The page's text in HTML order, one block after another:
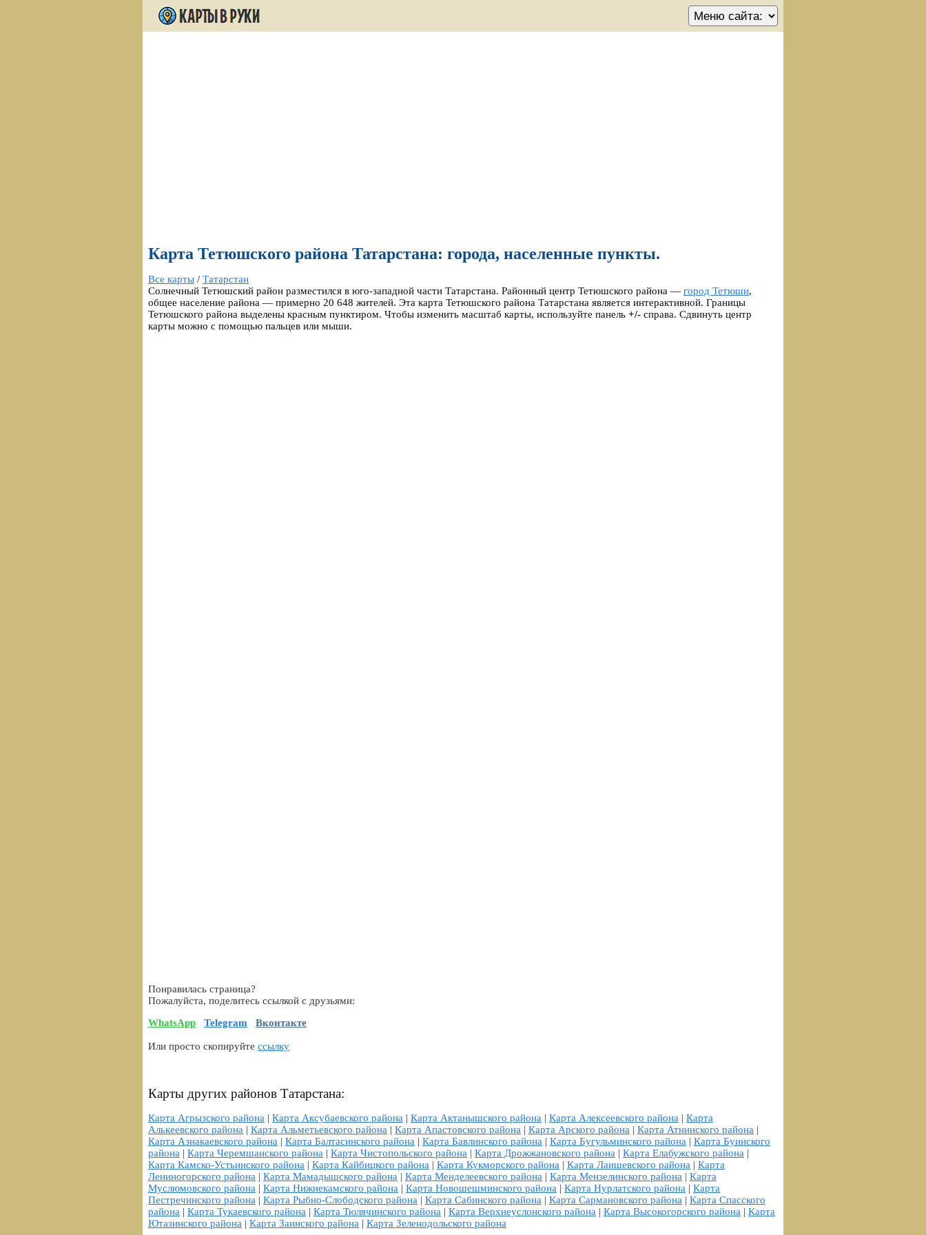
Карта Тетюшского района Татарстана: города, населенные пункты.
Все карты / Татарстан
Солнечный Тетюшский район разместился в юго-западной части Татарстана. Районный центр Тетюшского района — город Тетюши,
общее население района — примерно 20 648 жителей. Эта карта Тетюшского района Татарстана является интерактивной. Границы
Тетюшского района выделены красным пунктиром. Чтобы изменить масштаб карты, используйте панель +/- справа. Сдвинуть центр
карты можно с помощью пальцев или мыши.
Понравилась страница?
Пожалуйста, поделитесь ссылкой с друзьями:
WhatsApp
Telegram Вконтакте
Или просто скопируйте ссылку
Карты других районов Татарстана:
Карта Агрызского района | Карта Аксубаевского района | Карта Актанышского района | Карта Алексеевского района | Карта
Алькеевского района | Карта Альметьевского района | Карта Апастовского района | Карта Арского района | Карта Атнинского района |
Карта Азнакаевского района | Карта Балтасинского района | Карта Бавлинского района | Карта Бугульминского района | Карта Буинского
района | Карта Черемшанского района | Карта Чистопольского района | Карта Дрожжановского района | Карта Елабужского района |
Карта Камско-Устьинского района | Карта Кайбицкого района | Карта Кукморского района | Карта Лаишевского района | Карта
Лениногорского района | Карта Мамадышского района | Карта Менделеевского района | Карта Мензелинского района | Карта
Муслюмовского района | Карта Нижнекамского района | Карта Новошешминского района | Карта Нурлатского района | Карта
Пестречинского района | Карта Рыбно-Слободского района | Карта Сабинского района | Карта Сармановского района | Карта Спасского
района | Карта Тукаевского района | Карта Тюлячинского района | Карта Верхнеуслонского района | Карта Высокогорского района | Карта
Ютазинского района | Карта Заинского района | Карта Зеленодольского района